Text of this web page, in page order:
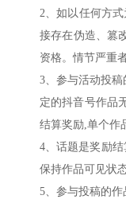
2、如以任何方
接存在伪造、篡
资格。情节严重
3、参与活动投
定的抖音号作品
结算奖励,单个作
4、话题是奖励
保持作品可见状
5、参与投稿的